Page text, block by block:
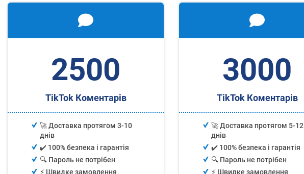
2500
TikTok Коментарів
🚀 Доставка протягом 3-10
днів
✔️ 100% безпека і гарантія
🔍 Пароль не потрібен
⚡️ Швидке замовлення
3000
TikTok Коментарів
🚀 Доставка протягом 5-12
днів
✔️ 100% безпека і гарантія
🔍 Пароль не потрібен
⚡️ Швидке замовлення